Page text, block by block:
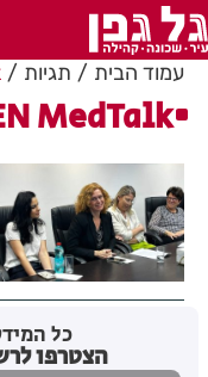
עמוד הבית תגיות
MedTalk
כל
הצטרפו